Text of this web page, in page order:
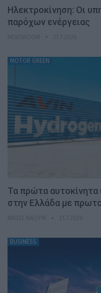
Ηλεκτροκίνηση: Οι
παρόχων ενέργειας
MOTOR GREEN
Τα πρώτα αυτοκίνητα
στην Ελλάδα με
BUSINESS